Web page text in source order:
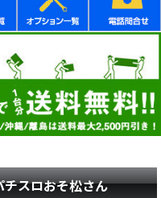
スロおそ松さん